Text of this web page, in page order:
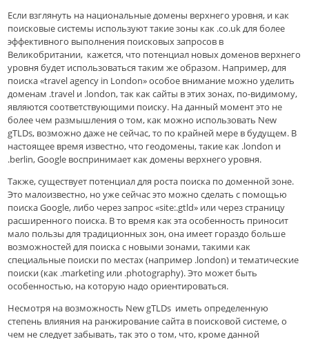
Если взглянуть на национальные домены верхнего уровня, и как
поисковые системы используют такие зоны как .co.uk для более
эффективного выполнения поисковых запросов в
Великобритании, кажется, что потенциал новых доменов верхнего
уровня будет использоваться таким же образом. Например, для
поиска «travel agency in London» особое внимание можно уделить
доменам .travel и .london, так как сайты в этих зонах, по-видимому,
являются соответствующими поиску. На данный момент это не
более чем размышления о том, как можно использовать New
gTLDs, возможно даже не сейчас, то по крайней мере в будущем. В
настоящее время известно, что геодомены, такие как .london и
.berlin, Google воспринимает как домены верхнего уровня.
Также, существует потенциал для роста поиска по доменной зоне.
Это малоизвестно, но уже сейчас это можно сделать с помощью
поиска Google, либо через запрос «site:.gtld» или через страницу
расширенного поиска. В то время как эта особенность приносит
мало пользы для традиционных зон, она имеет гораздо больше
возможностей для поиска с новыми зонами, такими как
специальные поиски по местах (например .london) и тематические
поиски (как .marketing или .photography). Это может быть
особенностью, на которую надо ориентироваться.
Несмотря на возможность New gTLDs иметь определенную
степень влияния на ранжирование сайта в поисковой системе, о
чем не следует забывать, так это о том, что, кроме данной